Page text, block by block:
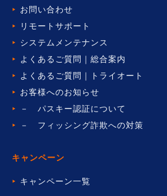
キャンペーン
キャンペーン一覧
お問い合わせ
リモートサポート
システムメンテナンス
よくあるご質問｜総合案内
よくあるご質問｜トライオート
お客様へのお知らせ
－ パスキー認証について
－ フィッシング詐欺への対策